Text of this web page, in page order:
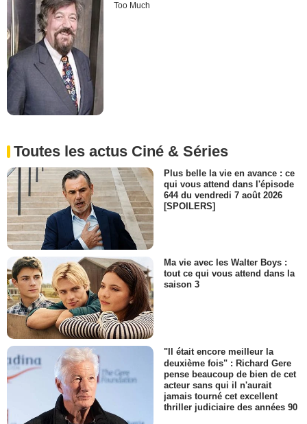
Too Much
Toutes les actus Ciné & Séries
Plus belle la vie en avance : ce
qui vous attend dans l'épisode
644 du vendredi 7 août 2026
[SPOILERS]
Ma vie avec les Walter Boys :
tout ce qui vous attend dans la
saison 3
"Il était encore meilleur la
deuxième fois" : Richard Gere
pense beaucoup de bien de cet
acteur sans qui il n'aurait
jamais tourné cet excellent
thriller judiciaire des années 90